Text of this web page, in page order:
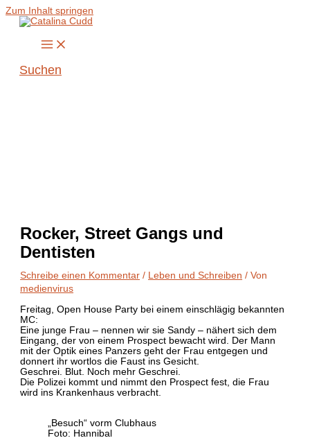
Zum Inhalt springen
Suchen
Rocker, Street Gangs und
Dentisten
Schreibe einen Kommentar / Leben und Schreiben / Von
medienvirus
Freitag, Open House Party bei einem einschlägig bekannten
MC:
Eine junge Frau – nennen wir sie Sandy – nähert sich dem
Eingang, der von einem Prospect bewacht wird. Der Mann
mit der Optik eines Panzers geht der Frau entgegen und
donnert ihr wortlos die Faust ins Gesicht.
Geschrei. Blut. Noch mehr Geschrei.
Die Polizei kommt und nimmt den Prospect fest, die Frau
wird ins Krankenhaus verbracht.
„Besuch“ vorm Clubhaus
Foto: Hannibal